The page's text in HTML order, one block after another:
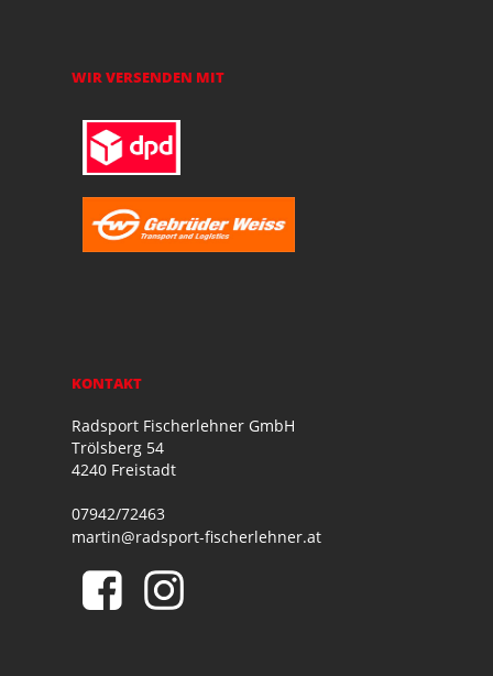
WIR VERSENDEN MIT
KONTAKT
Radsport Fischerlehner GmbH
Trölsberg 54
4240 Freistadt
07942/72463
martin@radsport-fischerlehner.at